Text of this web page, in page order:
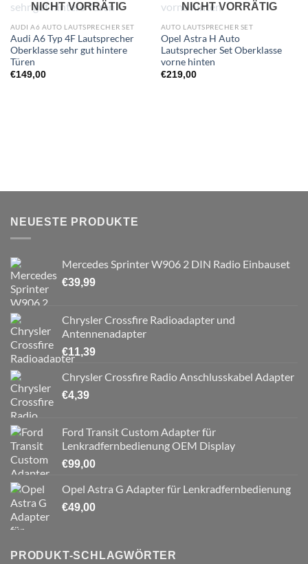
Wunschliste
NICHT VORRÄTIG
AUDI A6 AUTO LAUTSPRECHER SET
Audi A6 Typ 4F Lautsprecher
Oberklasse sehr gut hintere
Türen
€149,00
Wunschliste
NICHT VORRÄTIG
AUTO LAUTSPRECHER SET
Opel Astra H Auto
Lautsprecher Set Oberklasse
vorne hinten
€219,00
NEUESTE PRODUKTE
Mercedes Sprinter W906 2 DIN Radio Einbauset
€39,99
Chrysler Crossfire Radioadapter und
Antennenadapter
€11,39
Chrysler Crossfire Radio Anschlusskabel Adapter
€4,39
Ford Transit Custom Adapter für
Lenkradfernbedienung OEM Display
€99,00
Opel Astra G Adapter für Lenkradfernbedienung
€49,00
PRODUKT-SCHLAGWÖRTER